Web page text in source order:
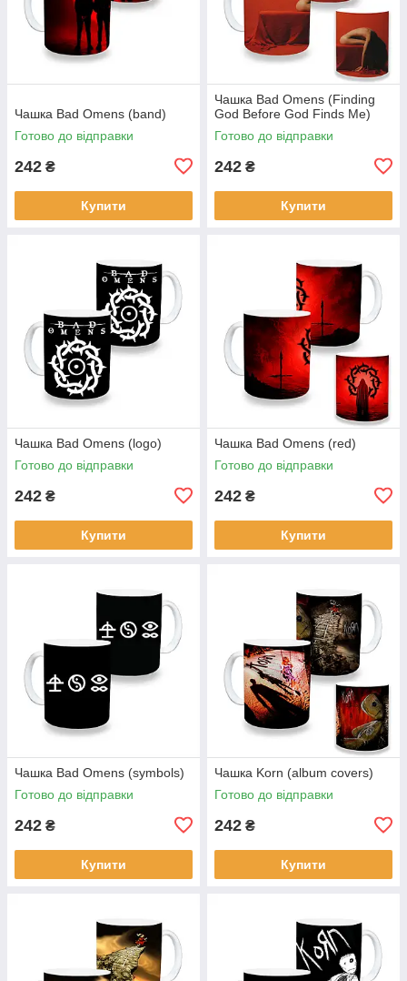
Чашка Bad Omens (band)
Готово до відправки
242 ₴
Купити
Чашка Bad Omens (Finding
God Before God Finds Me)
Готово до відправки
242 ₴
Купити
Чашка Bad Omens (logo)
Готово до відправки
242 ₴
Купити
Чашка Bad Omens (red)
Готово до відправки
242 ₴
Купити
Чашка Bad Omens (symbols)
Готово до відправки
242 ₴
Купити
Чашка Korn (album covers)
Готово до відправки
242 ₴
Купити